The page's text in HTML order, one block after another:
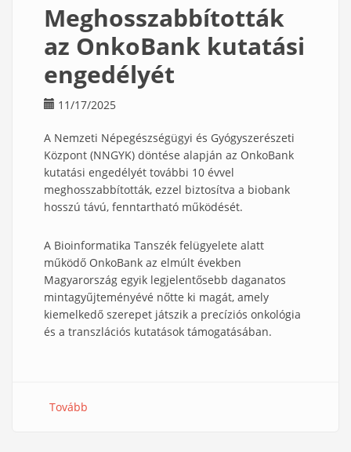
OnkoBank
munkáját)
Meghosszabbították
az OnkoBank kutatási
engedélyét
11/17/2025
A Nemzeti Népegészségügyi és Gyógyszerészeti
Központ (NNGYK) döntése alapján az OnkoBank
kutatási engedélyét további 10 évvel
meghosszabbították, ezzel biztosítva a biobank
hosszú távú, fenntartható működését.
A Bioinformatika Tanszék felügyelete alatt
működő OnkoBank az elmúlt években
Magyarország egyik legjelentősebb daganatos
mintagyűjteményévé nőtte ki magát, amely
kiemelkedő szerepet játszik a precíziós onkológia
és a transzlációs kutatások támogatásában.
Tovább